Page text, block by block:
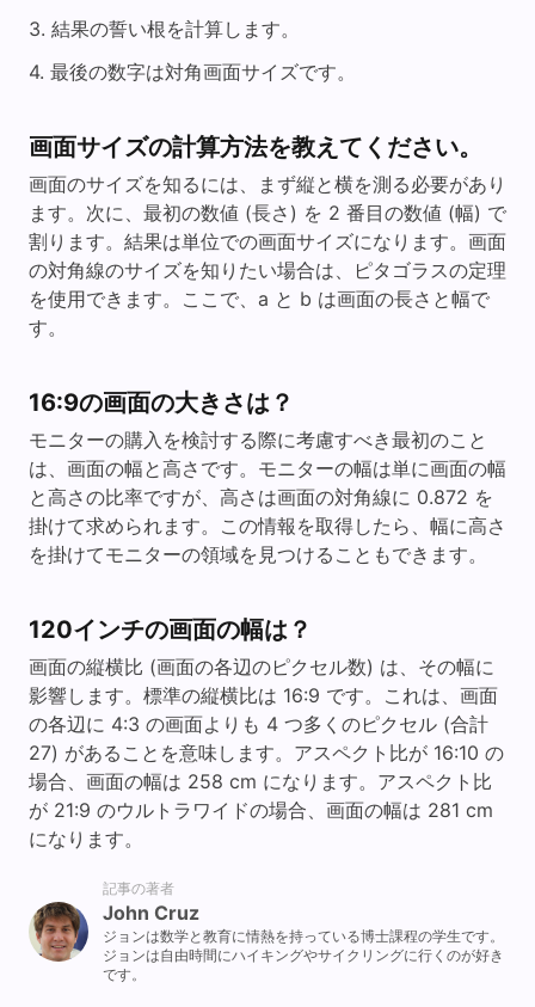
結果の誓い根を計算します。
最後の数字は対角画面サイズです。
画面サイズの計算方法を教えてください。
画面のサイズを知るには、まず縦と横を測る必要があり
ます。次に、最初の数値 (長さ) を 2 番目の数値 (幅) で
割ります。結果は単位での画面サイズになります。画面
の対角線のサイズを知りたい場合は、ピタゴラスの定理
を使用できます。ここで、a と b は画面の長さと幅で
す。
16:9の画面の大きさは？
モニターの購入を検討する際に考慮すべき最初のこと
は、画面の幅と高さです。モニターの幅は単に画面の幅
と高さの比率ですが、高さは画面の対角線に 0.872 を
掛けて求められます。この情報を取得したら、幅に高さ
を掛けてモニターの領域を見つけることもできます。
120インチの画面の幅は？
画面の縦横比 (画面の各辺のピクセル数) は、その幅に
影響します。標準の縦横比は 16:9 です。これは、画面
の各辺に 4:3 の画面よりも 4 つ多くのピクセル (合計
27) があることを意味します。アスペクト比が 16:10 の
場合、画面の幅は 258 cm になります。アスペクト比
が 21:9 のウルトラワイドの場合、画面の幅は 281 cm
になります。
記事の著者
John Cruz
ジョンは数学と教育に情熱を持っている博士課程の学生です。
ジョンは自由時間にハイキングやサイクリングに行くのが好き
です。